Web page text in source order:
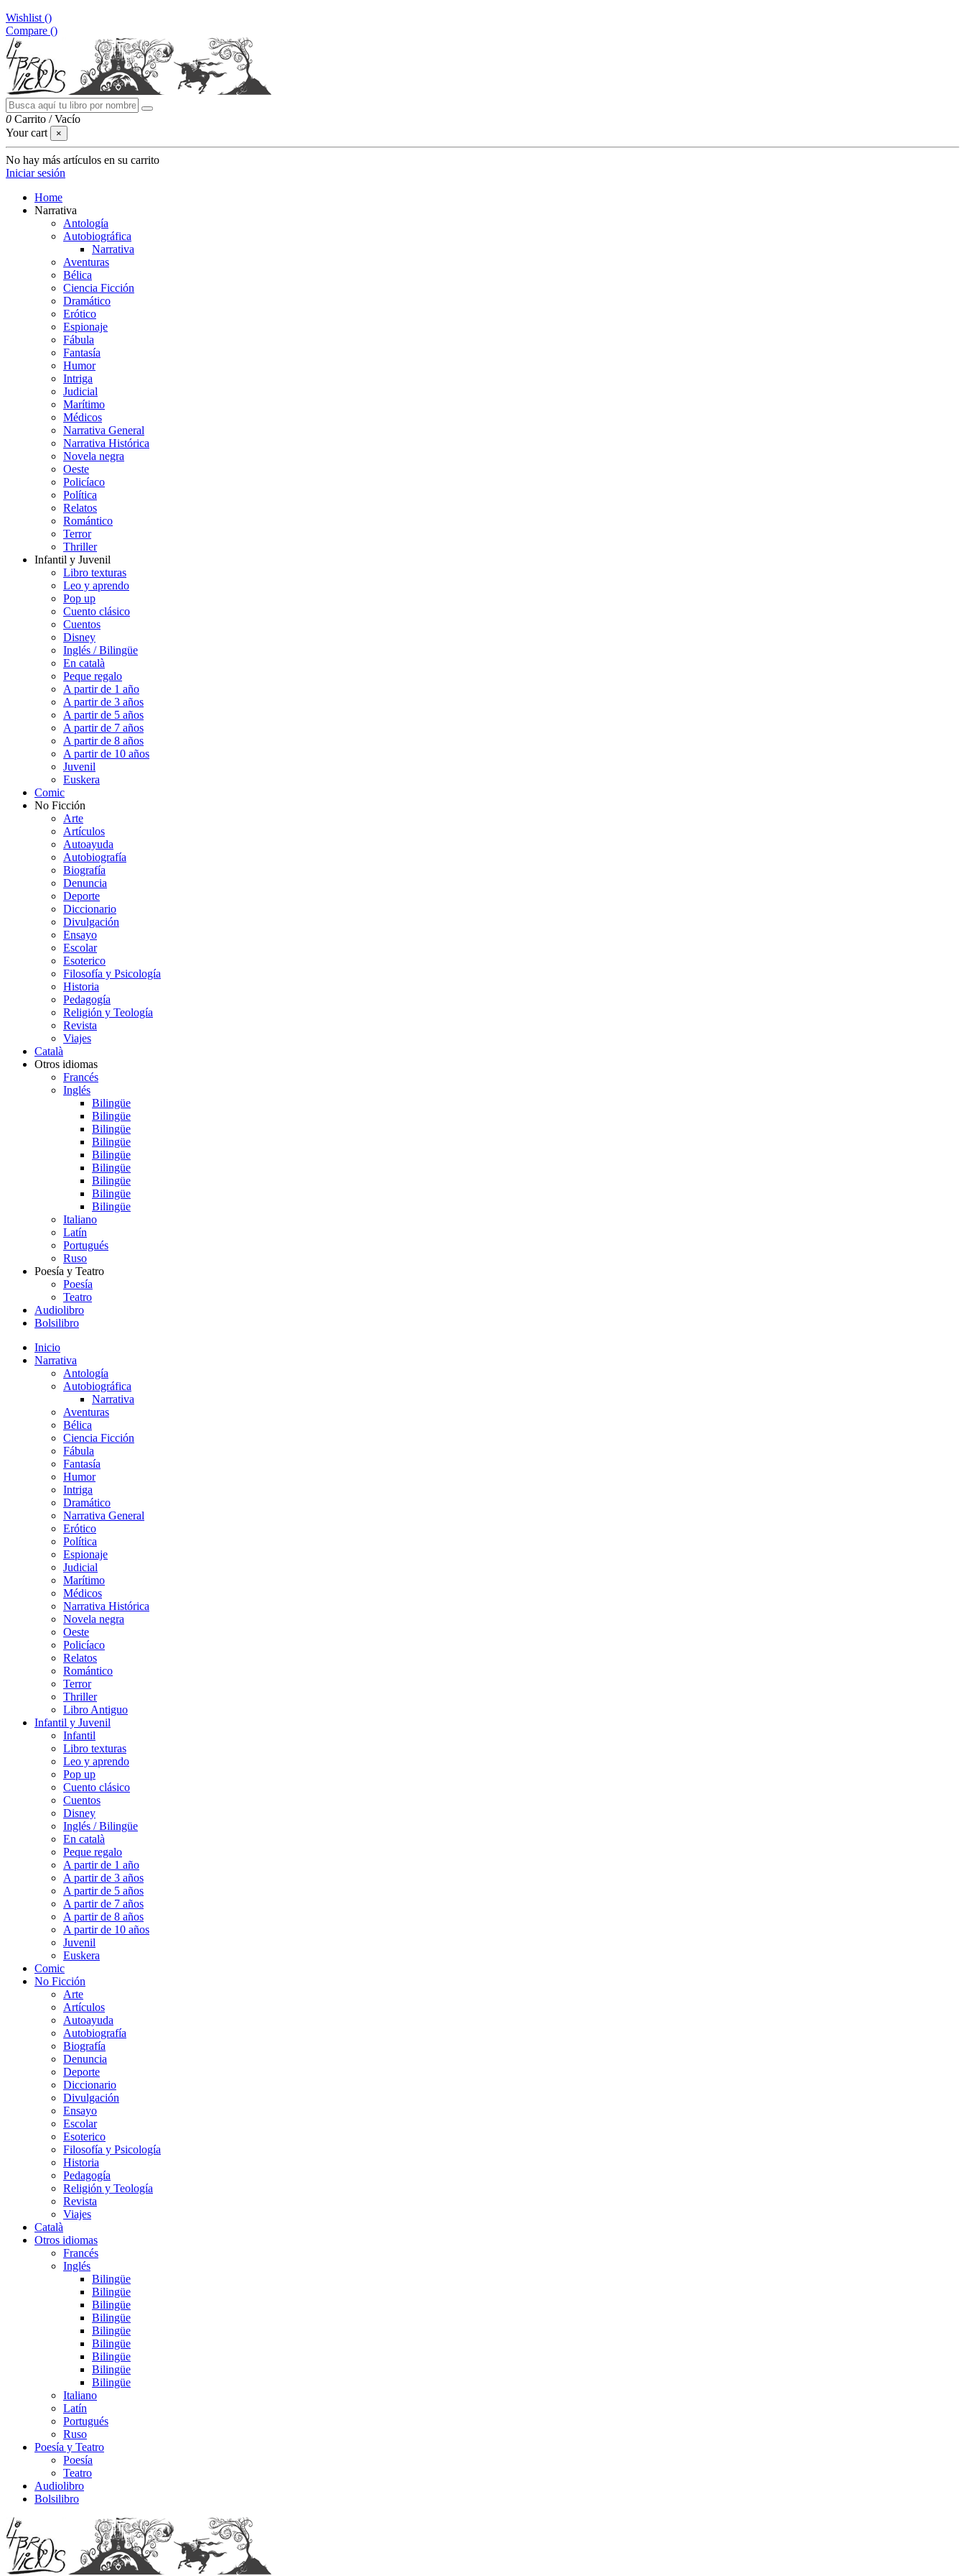
Wishlist ()
Compare ()
0 Carrito /Vacío
Your cart
×
No hay más artículos en su carrito
Iniciar sesión
Home
Narrativa
Antología
Autobiográfica
Narrativa
Aventuras
Bélica
Ciencia Ficción
Dramático
Erótico
Espionaje
Fábula
Fantasía
Humor
Intriga
Judicial
Marítimo
Médicos
Narrativa General
Narrativa Histórica
Novela negra
Oeste
Policíaco
Política
Relatos
Romántico
Terror
Thriller
Infantil y Juvenil
Libro texturas
Leo y aprendo
Pop up
Cuento clásico
Cuentos
Disney
Inglés / Bilingüe
En català
Peque regalo
A partir de 1 año
A partir de 3 años
A partir de 5 años
A partir de 7 años
A partir de 8 años
A partir de 10 años
Juvenil
Euskera
Comic
No Ficción
Arte
Artículos
Autoayuda
Autobiografía
Biografía
Denuncia
Deporte
Diccionario
Divulgación
Ensayo
Escolar
Esoterico
Filosofía y Psicología
Historia
Pedagogía
Religión y Teología
Revista
Viajes
Català
Otros idiomas
Francés
Inglés
Bilingüe
Bilingüe
Bilingüe
Bilingüe
Bilingüe
Bilingüe
Bilingüe
Bilingüe
Bilingüe
Italiano
Latín
Portugués
Ruso
Poesía y Teatro
Poesía
Teatro
Audiolibro
Bolsilibro
Inicio
Narrativa
Antología
Autobiográfica
Narrativa
Aventuras
Bélica
Ciencia Ficción
Fábula
Fantasía
Humor
Intriga
Dramático
Narrativa General
Erótico
Política
Espionaje
Judicial
Marítimo
Médicos
Narrativa Histórica
Novela negra
Oeste
Policíaco
Relatos
Romántico
Terror
Thriller
Libro Antiguo
Infantil y Juvenil
Infantil
Libro texturas
Leo y aprendo
Pop up
Cuento clásico
Cuentos
Disney
Inglés / Bilingüe
En català
Peque regalo
A partir de 1 año
A partir de 3 años
A partir de 5 años
A partir de 7 años
A partir de 8 años
A partir de 10 años
Juvenil
Euskera
Comic
No Ficción
Arte
Artículos
Autoayuda
Autobiografía
Biografía
Denuncia
Deporte
Diccionario
Divulgación
Ensayo
Escolar
Esoterico
Filosofía y Psicología
Historia
Pedagogía
Religión y Teología
Revista
Viajes
Català
Otros idiomas
Francés
Inglés
Bilingüe
Bilingüe
Bilingüe
Bilingüe
Bilingüe
Bilingüe
Bilingüe
Bilingüe
Bilingüe
Italiano
Latín
Portugués
Ruso
Poesía y Teatro
Poesía
Teatro
Audiolibro
Bolsilibro